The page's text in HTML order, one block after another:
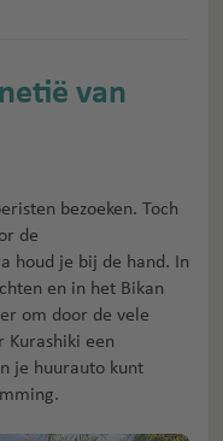
van
bezoeken. Toch
de
houd je bij de hand. In
en in het Bikan
om door de vele
Kurashiki een
je huurauto kunt